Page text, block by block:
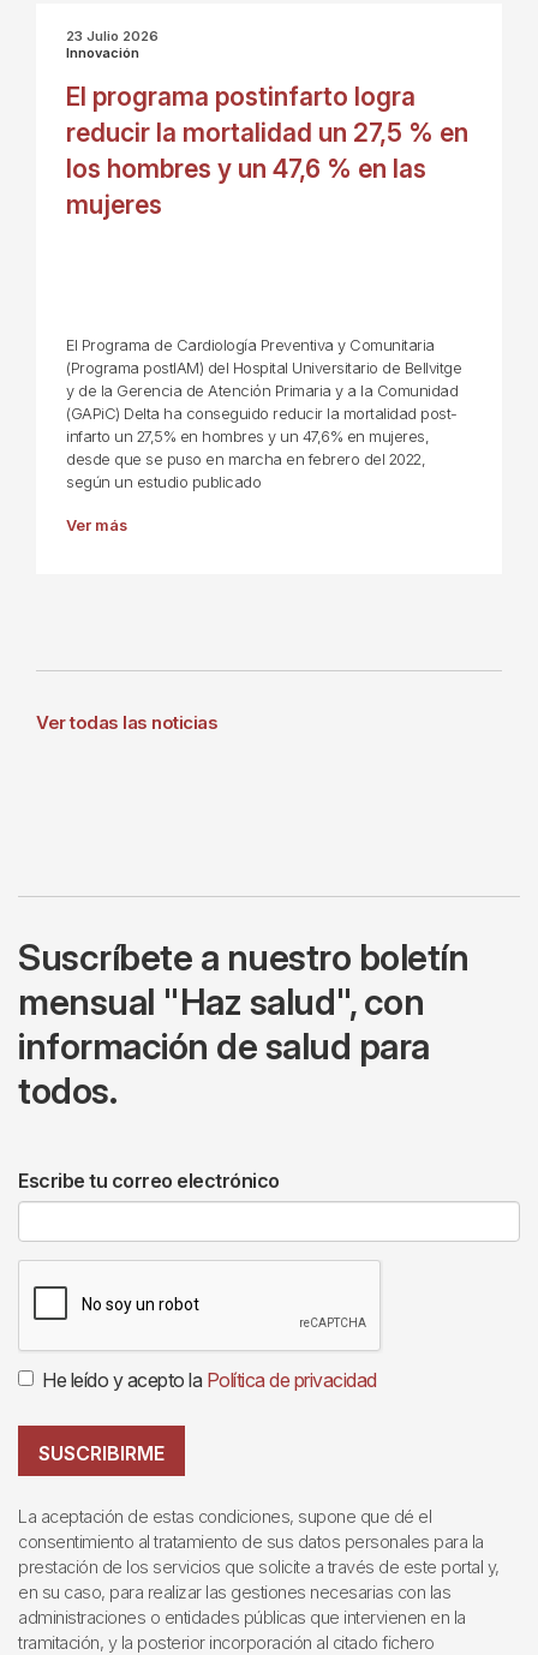
23 Julio 2026
Innovación
El programa postinfarto logra
reducir la mortalidad un 27,5 % en
los hombres y un 47,6 % en las
mujeres
El Programa de Cardiología Preventiva y Comunitaria
(Programa postIAM) del Hospital Universitario de Bellvitge
y de la Gerencia de Atención Primaria y a la Comunidad
(GAPiC) Delta ha conseguido reducir la mortalidad post-
infarto un 27,5% en hombres y un 47,6% en mujeres,
desde que se puso en marcha en febrero del 2022,
según un estudio publicado
Ver más
Ver todas las noticias
Suscríbete a nuestro boletín
mensual "Haz salud", con
información de salud para
todos.
Escribe tu correo electrónico
He leído y acepto la Política de privacidad
SUSCRIBIRME
La aceptación de estas condiciones, supone que dé el
consentimiento al tratamiento de sus datos personales para la
prestación de los servicios que solicite a través de este portal y,
en su caso, para realizar las gestiones necesarias con las
administraciones o entidades públicas que intervienen en la
tramitación, y la posterior incorporación al citado fichero